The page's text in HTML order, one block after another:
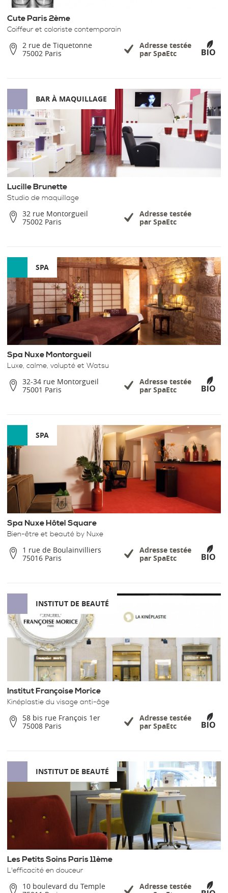
Cute Paris 2ème
Coiffeur et coloriste contemporain
2 rue de Tiquetonne
75002 Paris
Adresse testée
par SpaEtc
BAR À MAQUILLAGE
Lucille Brunette
Studio de maquillage
32 rue Montorgueil
75002 Paris
Adresse testée
par SpaEtc
SPA
Spa Nuxe Montorgueil
Luxe, calme, volupté et Watsu
32-34 rue Montorgueil
75001 Paris
Adresse testée
par SpaEtc
SPA
Spa Nuxe Hôtel Square
Bien-être et beauté by Nuxe
1 rue de Boulainvilliers
75016 Paris
Adresse testée
par SpaEtc
INSTITUT DE BEAUTÉ
Institut Françoise Morice
Kinéplastie du visage anti-âge
58 bis rue François 1er
75008 Paris
Adresse testée
par SpaEtc
INSTITUT DE BEAUTÉ
Les Petits Soins Paris 11ème
L'efficacité en douceur
10 boulevard du Temple
Adresse testée